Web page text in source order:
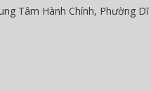
Tâm Hành Chính, Phường Dĩ